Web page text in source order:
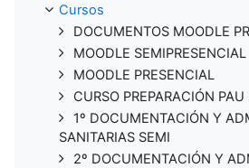
Cursos
DOCUMENTOS MOODLE
MOODLE SEMIPRESENCIAL
MOODLE PRESENCIAL
CURSO PREPARACIÓN
1º DOCUMENTACIÓN Y
SANITARIAS SEMI
2º DOCUMENTACIÓN Y